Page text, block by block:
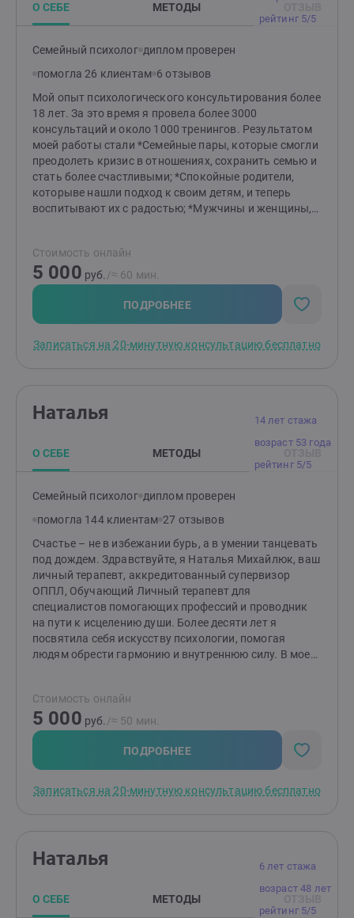
рейтинг 5/5
О СЕБЕ МЕТОДЫ
Семейный психолог диплом проверен
помогла 26 клиентам 6 отзывов
Мой опыт психологического консультирования более
18 лет. За это время я провела более 3000
консультаций и около 1000 тренингов. Результатом
моей работы стали *Семейные пары, которые смогли
преодолеть кризис в отношениях, сохранить семью и
стать более счастливыми; *Спокойные родители,
которыве нашли подход к своим детям, и теперь
воспитывают их с радостью; *Мужчины и женщины,
кто смог справиться с тревогой, паническими
атаками и депрессией. С помощью
экзистенциального анализа я помогу вам
обнаружить ваши ценности и смыслы в жизни. В
результате нашей работы вы сможете жить в
Стоимость онлайн
5 000 руб. /≈ 60 мин.
ПОДРОБНЕЕ
Записаться на 20-минутную консультацию бесплатно
14 лет стажа
возраст 53 года
рейтинг 5/5
Наталья
О СЕБЕ МЕТОДЫ
Семейный психолог диплом проверен
помогла 144 клиентам 27 отзывов
Счастье – не в избежании бурь, а в умении танцевать
под дождем. Здравствуйте, я Наталья Михайлюк, ваш
личный терапевт, аккредитованный супервизор
ОППЛ, Обучающий Личный терапевт для
специалистов помогающих профессий и проводник
на пути к исцелению души. Более десяти лет я
посвятила себя искусству психологии, помогая
людям обрести гармонию и внутреннюю силу. В моем
тревога или гнев, мучают ограничивающие
убеждения, терзают панические атаки и навязчивые
мысли, или же вы оказались в плену обсессивно-
компульсивного расстройства (ОКР) и созависимых
отношений. Я также протягиваю руку помощи
зависимости у близких. Я обучаю техникам,
обретете власть над своими эмоциями, научитесь
непоколебимую веру в собственную ценность. В
своей частной практике я сочетаю мудрость
Стоимость онлайн
5 000 руб. /≈ 50 мин.
ПОДРОБНЕЕ
Записаться на 20-минутную консультацию бесплатно
6 лет стажа
возраст 48 лет
рейтинг 5/5
Наталья
О СЕБЕ МЕТОДЫ